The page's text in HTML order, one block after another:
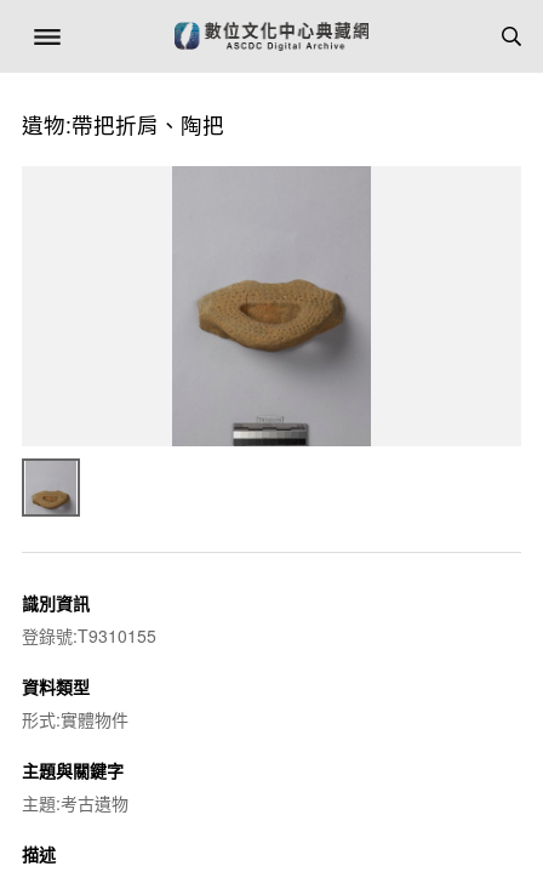
遺物:帶把折肩、陶把
識別資訊
登錄號:T9310155
資料類型
形式:實體物件
主題與關鍵字
主題:考古遺物
描述